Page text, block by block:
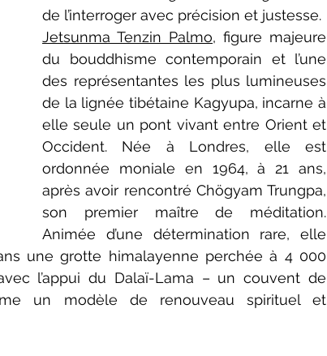
de l’interroger avec précision et justesse.
Jetsunma Tenzin Palmo, figure majeure
du bouddhisme contemporain et l’une
des représentantes les plus lumineuses
de la lignée tibétaine Kagyupa, incarne à
elle seule un pont vivant entre Orient et
Occident. Née à Londres, elle est
ordonnée moniale en 1964, à 21 ans,
après avoir rencontré Chögyam Trungpa,
son premier maître de méditation.
Animée d’une détermination rare, elle
une grotte himalayenne perchée à 4 000
l’appui du Dalaï-Lama – un couvent de
un modèle de renouveau spirituel et